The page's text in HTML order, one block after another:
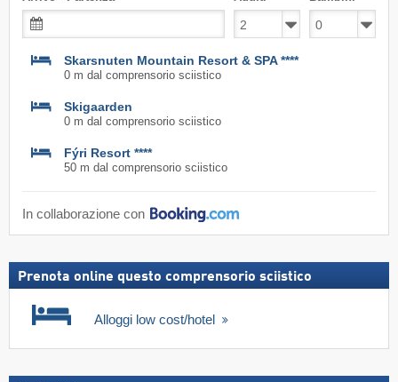
Skarsnuten Mountain Resort & SPA ****
0 m dal comprensorio sciistico
Skigaarden
0 m dal comprensorio sciistico
Fýri Resort ****
50 m dal comprensorio sciistico
In collaborazione con
Prenota online questo comprensorio sciistico
Alloggi low cost/hotel